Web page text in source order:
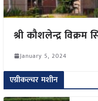
श्री कौशलेन्द्र
January 5, 2024
एग्रीकल्चर मशीन